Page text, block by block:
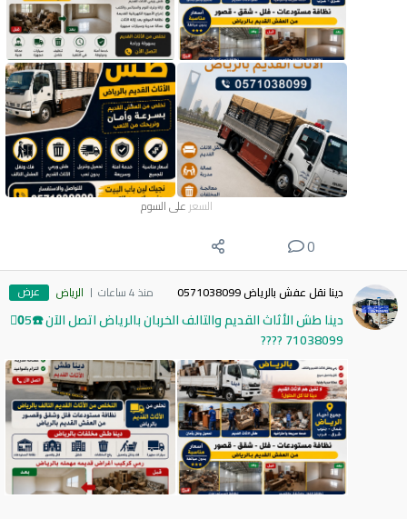
السعر على السوم
0
دينا نقل عفش بالرياض 0571038099 منذ 4 ساعات الرياض عرض
دينا طش الأثاث القديم والتالف الخربان بالرياض اتصل الآن ☎️0َ5
71038099 ????